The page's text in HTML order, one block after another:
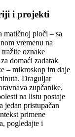
i projekti
matičnoj ploči – sa
vremenu na
oznake
domaći zadatak
– mikroskop im daje
Draguljar
zupčanike.
na listu postaje
jedan pristupačan
primene
pogledajte i